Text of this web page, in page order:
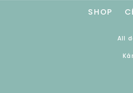
SHOP
All